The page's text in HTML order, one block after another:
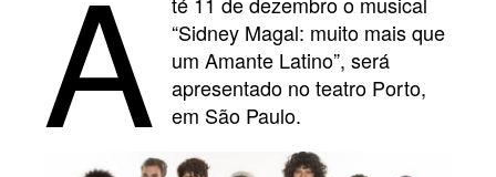
A
“Sidney Magal: muito mais que
um Amante Latino”, será
apresentado no teatro Porto,
em São Paulo.